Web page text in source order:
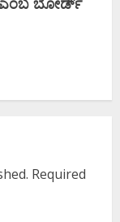
Required